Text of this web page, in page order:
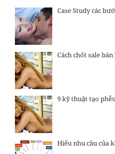
Case Study các
Cách chốt sale
9 kỹ thuật tạo
Hiểu nhu cầu của